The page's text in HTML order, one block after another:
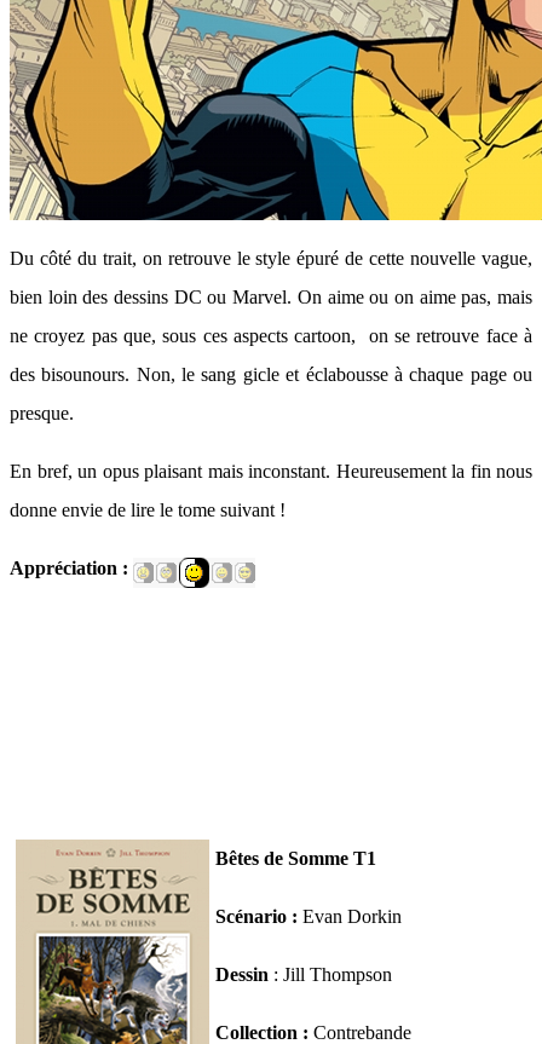
Du côté du trait, on retrouve le style épuré de cette nouvelle vague,
bien loin des dessins DC ou Marvel. On aime ou on aime pas, mais
ne croyez pas que, sous ces aspects cartoon, on se retrouve face à
des bisounours. Non, le sang gicle et éclabousse à chaque page ou
presque.
En bref, un opus plaisant mais inconstant. Heureusement la fin nous
donne envie de lire le tome suivant !
Appréciation :
Bêtes de Somme T1
Scénario : Evan Dorkin
Dessin : Jill Thompson
Collection : Contrebande